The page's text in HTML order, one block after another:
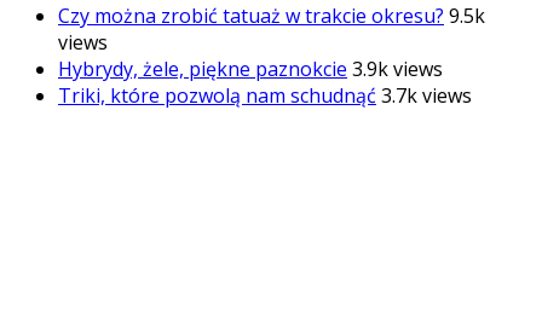
Czy można zrobić tatuaż w trakcie okresu? 9.5k
views
Hybrydy, żele, piękne paznokcie 3.9k views
Triki, które pozwolą nam schudnąć 3.7k views